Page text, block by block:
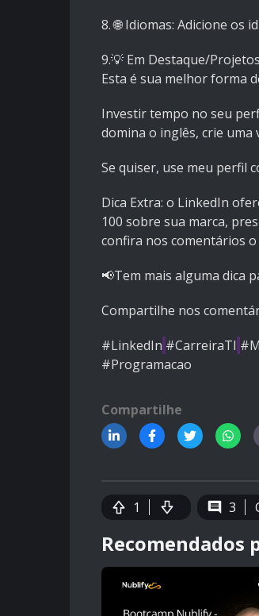
8. 🌐 Idiomas: Adicione os
9.💡 Em Destaque/
Esta é sua melhor forma
Investir tempo no seu
domina o inglês, crie
Se quiser, use meu perfil
Dica Extra: o LinkedIn
100 sobre sua marca,
confira nos comentários o
📢Tem mais alguma dica
Compartilhe nos
#LinkedIn #CarreiraTI
#Programacao
Compartilhe
1 3
Recomendados